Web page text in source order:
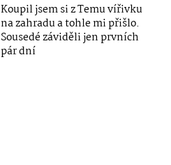
Koupil jsem si z Temu vířivku
na zahradu a tohle mi přišlo.
Sousedé záviděli jen prvních
pár dní